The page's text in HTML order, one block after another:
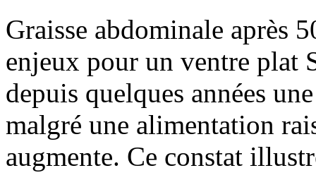
Graisse abdominale après
enjeux pour un ventre plat
depuis quelques années
malgré une alimentation
augmente. Ce constat